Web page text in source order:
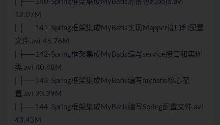
| ├──140-Spring框架集成MyBatis准备包和pojo.avi
12.07M
| ├──141-Spring框架集成MyBatis实现Mapper接口和配置
文件.avi 46.76M
| ├──142-Spring框架集成MyBatis编写service接口和实现
类.avi 40.48M
| ├──143-Spring框架集成MyBatis编写mybatis核心配
置.avi 23.29M
| ├──144-Spring框架集成MyBatis编写Spring配置文件.avi
43.43M